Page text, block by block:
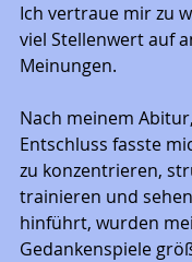
Ich vertraue mir zu
viel Stellenwert auf
Meinungen.
Nach meinem
Entschluss fasste
zu konzentrieren,
trainieren und
hinführt, wurden
Gedankenspiele